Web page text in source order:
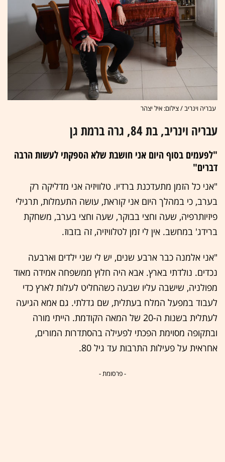
עבריה וינריב / צילום: איל יצהר
עבריה וינריב, בת 84, גרה ברמת גן
"לפעמים בסוף היום אני חושבת שלא הספקתי לעשות הרבה
דברים"
"אני כל הזמן מתעדכנת ברדיו. טלוויזיה אני מדליקה רק
בערב, כי במהלך היום אני קוראת, עושה התעמלות, תרגילי
פיזיותרפיה, שעה וחצי בבוקר, שעה וחצי בערב, משחקת
ברידג' במחשב. אין לי זמן לטלוויזיה, זה בזבוז.
"אני אלמנה כבר ארבע שנים, יש לי שני ילדים וארבעה
נכדים. נולדתי בארץ. אבא היה חלוץ ממשפחה אמידה מאוד
מפולניה, שישבה עליו שבעה כשהחליט לעלות לארץ כדי
לעבוד במפעל המלח בעתלית, שם גדלתי. גם אמא הגיעה
לעתלית בשנות ה-20 של המאה הקודמת. הייתי מורה
ובתקופה מסוימת הפכתי לפעילה בהסתדרות המורים,
אחראית על פעילות התרבות עד גיל 80.
- פרסומת -